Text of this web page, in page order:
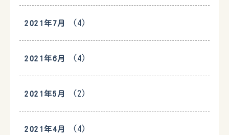
2021年7月 (4)
2021年6月 (4)
2021年5月 (2)
2021年4月 (4)